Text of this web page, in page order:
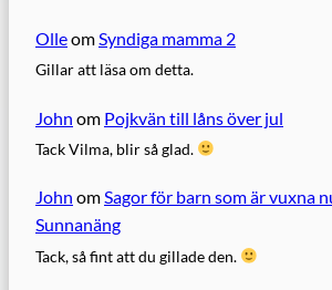
Olleom Syndiga mamma 2
Gillar att läsa om detta.
John om Pojkvän till låns över jul
Tack Vilma, blir så glad.
John omSagor för barn som är vuxna
Sunnanäng
Tack, så fint att du gillade den.